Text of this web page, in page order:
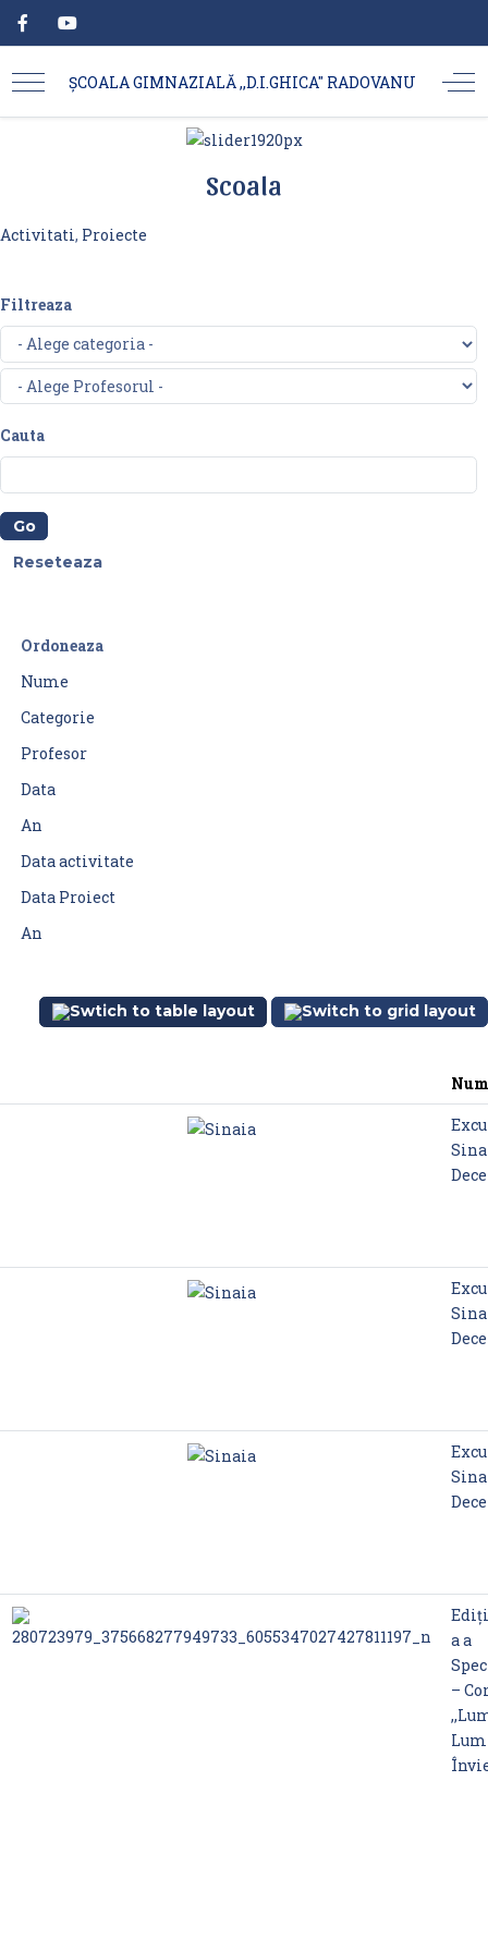
ȘCOALA GIMNAZIALĂ ,,D.I.GHICA'' RADOVANU
Scoala
Activitati, Proiecte
Filtreaza
Cauta
Ordoneaza
Nume
Categorie
Profesor
Data
An
Data activitate
Data Proiect
An
a a
–